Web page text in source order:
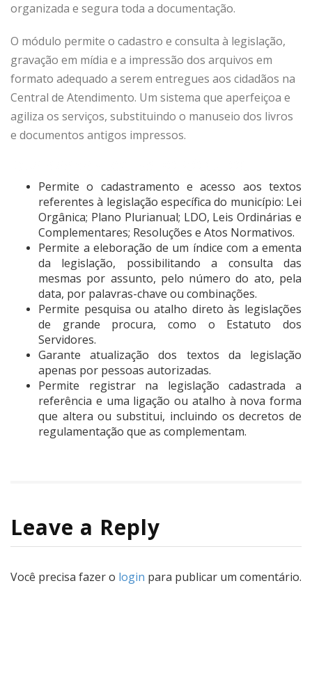
organizada e segura toda a documentação.
O módulo permite o cadastro e consulta à legislação,
gravação em mídia e a impressão dos arquivos em
formato adequado a serem entregues aos cidadãos na
Central de Atendimento. Um sistema que aperfeiçoa e
agiliza os serviços, substituindo o manuseio dos livros
e documentos antigos impressos.
Permite o cadastramento e acesso aos textos
referentes à legislação específica do município: Lei
Orgânica; Plano Plurianual; LDO, Leis Ordinárias e
Complementares; Resoluções e Atos Normativos.
Permite a eleboração de um índice com a ementa
da legislação, possibilitando a consulta das
mesmas por assunto, pelo número do ato, pela
data, por palavras-chave ou combinações.
Permite pesquisa ou atalho direto às legislações
de grande procura, como o Estatuto dos
Servidores.
Garante atualização dos textos da legislação
apenas por pessoas autorizadas.
Permite registrar na legislação cadastrada a
referência e uma ligação ou atalho à nova forma
que altera ou substitui, incluindo os decretos de
regulamentação que as complementam.
Leave a Reply
Você precisa fazer o login para publicar um comentário.